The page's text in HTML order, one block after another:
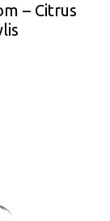
– Citrus